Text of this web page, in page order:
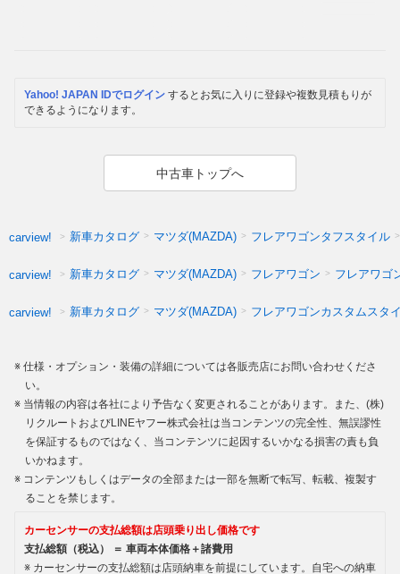
Yahoo! JAPAN IDでログイン するとお気に入りに登録や複数見積もりが
できるようになります。
中古車トップへ
carview! 新車カタログ マツダ(MAZDA) フレアワゴンタフスタイル
carview! 新車カタログ マツダ(MAZDA) フレアワゴン フレアワゴ
carview! 新車カタログ マツダ(MAZDA) フレアワゴンカスタムスタ
仕様・オプション・装備の詳細については各販売店にお問い合わせくださ
い。
当情報の内容は各社により予告なく変更されることがあります。また、(株)
リクルートおよびLINEヤフー株式会社は当コンテンツの完全性、無誤謬性
を保証するものではなく、当コンテンツに起因するいかなる損害の責も負
いかねます。
コンテンツもしくはデータの全部または一部を無断で転写、転載、複製す
ることを禁じます。
カーセンサーの支払総額は店頭乗り出し価格です
支払総額（税込） ＝ 車両本体価格＋諸費用
カーセンサーの支払総額は店頭納車を前提にしています。自宅への納車